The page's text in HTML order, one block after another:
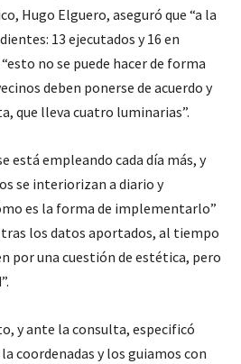
Hugo Elguero, aseguró que “a la
13 ejecutados y 16 en
no se puede hacer de forma
deben ponerse de acuerdo y
que lleva cuatro luminarias”.
está empleando cada día más, y
se interiorizan a diario y
es la forma de implementarlo”
los datos aportados, al tiempo
por una cuestión de estética, pero
y ante la consulta, especificó
coordenadas y los guiamos con